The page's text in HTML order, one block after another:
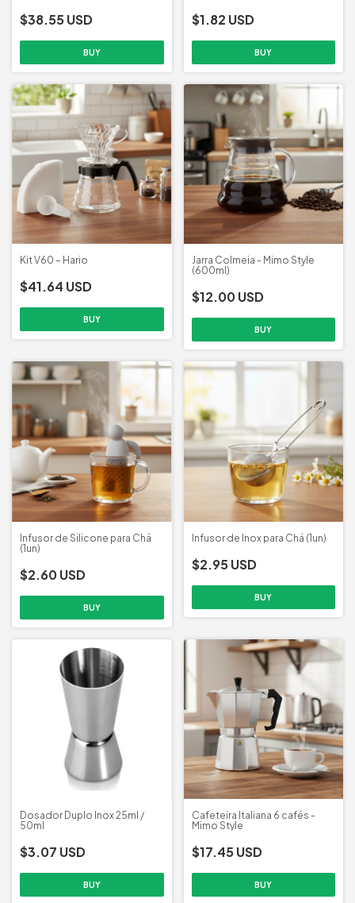
$38.55 USD $1.82 USD
Kit V60 – Hario
$41.64 USD
Jarra Colmeia - Mimo Style
(600ml)
$12.00 USD
Infusor de Silicone para Chá
(1un)
$2.60 USD
Infusor de Inox para Chá (1un)
$2.95 USD
Dosador Duplo Inox 25ml /
50ml
$3.07 USD
Cafeteira Italiana 6 cafés -
Mimo Style
$17.45 USD